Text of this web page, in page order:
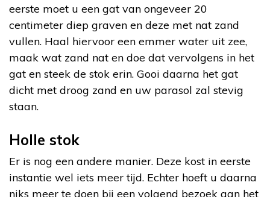
eerste moet u een gat van ongeveer 20
centimeter diep graven en deze met nat zand
vullen. Haal hiervoor een emmer water uit zee,
maak wat zand nat en doe dat vervolgens in het
gat en steek de stok erin. Gooi daarna het gat
dicht met droog zand en uw parasol zal stevig
staan.
Holle stok
Er is nog een andere manier. Deze kost in eerste
instantie wel iets meer tijd. Echter hoeft u daarna
niks meer te doen bij een volgend bezoek aan het